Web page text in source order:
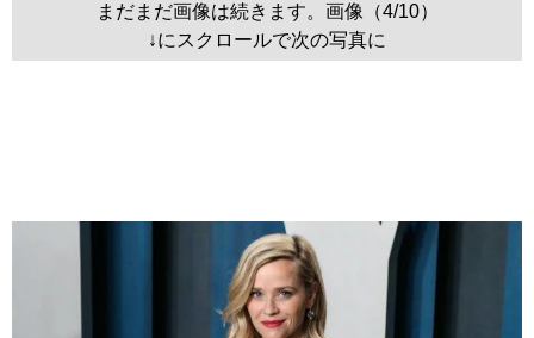
まだまだ画像は続きます。画像（4/10）
↓にスクロールで次の写真に